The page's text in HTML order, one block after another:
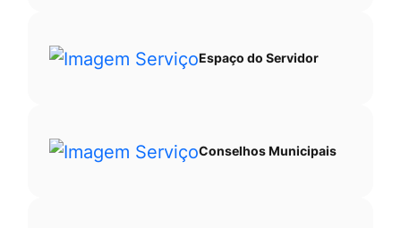
Espaço do Servidor
Conselhos Municipais